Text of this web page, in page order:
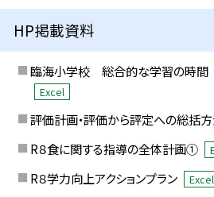
HP掲載資料
臨海小学校 総合的な学習の時間
Excel
評価計画・評価から評定への総括
R８食に関する指導の全体計画①
R８学力向上アクションプラン Excel